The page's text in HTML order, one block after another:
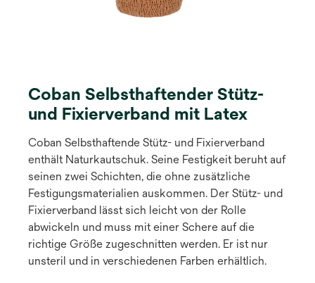
Coban Selbsthaftender Stütz-
und Fixierverband mit Latex
Coban Selbsthaftende Stütz- und Fixierverband
enthält Naturkautschuk. Seine Festigkeit beruht auf
seinen zwei Schichten, die ohne zusätzliche
Festigungsmaterialien auskommen. Der Stütz- und
Fixierverband lässt sich leicht von der Rolle
abwickeln und muss mit einer Schere auf die
richtige Größe zugeschnitten werden. Er ist nur
unsteril und in verschiedenen Farben erhältlich.